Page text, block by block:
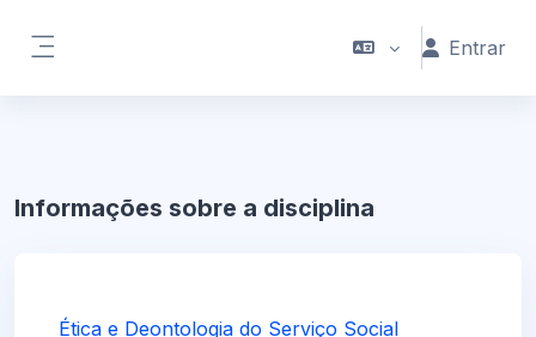
Entrar
Informações sobre a disciplina
Ética e Deontologia do Serviço Social